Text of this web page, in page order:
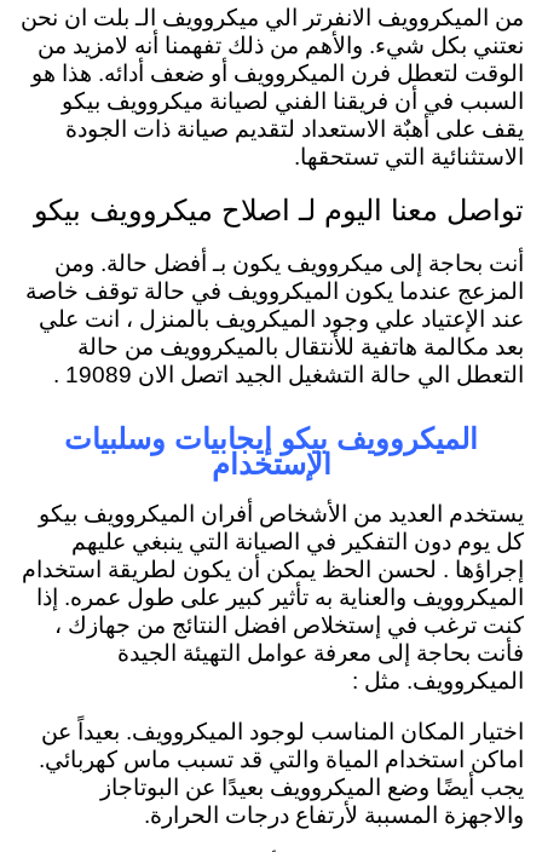
من الميكروويف الانفرتر الي ميكروويف الـ بلت ان نحن
نعتني بكل شيء. والأهم من ذلك تفهمنا أنه لامزيد من
الوقت لتعطل فرن الميكروويف أو ضعف أدائه. هذا هو
السبب في أن فريقنا الفني لصيانة ميكروويف بيكو
يقف على أهبٌة الاستعداد لتقديم صيانة ذات الجودة
الاستثنائية التي تستحقها.
تواصل معنا اليوم لـ اصلاح ميكروويف بيكو
أنت بحاجة إلى ميكروويف يكون بـ أفضل حالة. ومن
المزعج عندما يكون الميكروويف في حالة توقف خاصة
عند الإعتياد علي وجود الميكرويف بالمنزل ، انت علي
بعد مكالمة هاتفية للأنتقال بالميكروويف من حالة
التعطل الي حالة التشغيل الجيد اتصل الان 19089 .
الميكروويف بيكو إيجابيات وسلبيات
الإستخدام
يستخدم العديد من الأشخاص أفران الميكروويف بيكو
كل يوم دون التفكير في الصيانة التي ينبغي عليهم
إجراؤها . لحسن الحظ يمكن أن يكون لطريقة استخدام
الميكروويف والعناية به تأثير كبير على طول عمره. إذا
كنت ترغب في إستخلاص افضل النتائج من جهازك ،
فأنت بحاجة إلى معرفة عوامل التهيئة الجيدة
الميكروويف. مثل :
اختيار المكان المناسب لوجود الميكروويف. بعيداً عن
اماكن استخدام المياة والتي قد تسبب ماس كهربائي.
يجب أيضًا وضع الميكروويف بعيدًا عن البوتاجاز
والاجهزة المسببة لأرتفاع درجات الحرارة.